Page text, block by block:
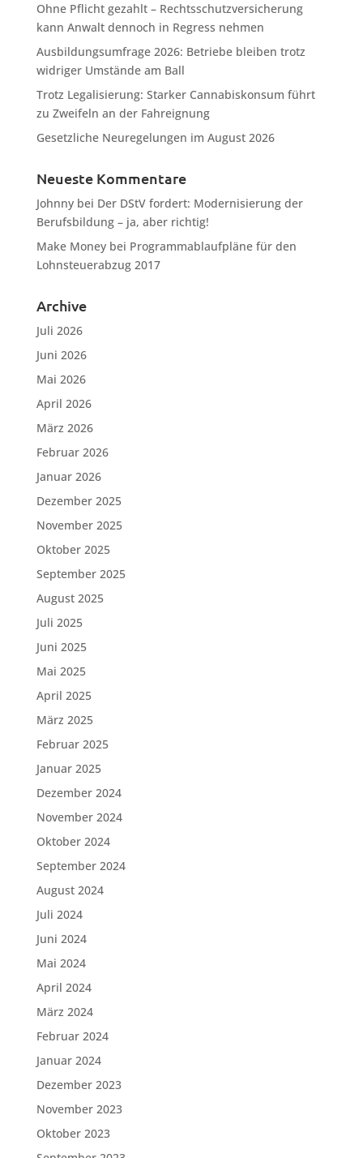
Ohne Pflicht gezahlt – Rechtsschutzversicherung
kann Anwalt dennoch in Regress nehmen
Ausbildungsumfrage 2026: Betriebe bleiben trotz
widriger Umstände am Ball
Trotz Legalisierung: Starker Cannabiskonsum führt
zu Zweifeln an der Fahreignung
Gesetzliche Neuregelungen im August 2026
Neueste Kommentare
Johnnybei Der DStV fordert: Modernisierung der
Berufsbildung – ja, aber richtig!
Make Moneybei Programmablaufpläne für den
Lohnsteuerabzug 2017
Archive
Juli 2026
Juni 2026
Mai 2026
April 2026
März 2026
Februar 2026
Januar 2026
Dezember 2025
November 2025
Oktober 2025
September 2025
August 2025
Juli 2025
Juni 2025
Mai 2025
April 2025
März 2025
Februar 2025
Januar 2025
Dezember 2024
November 2024
Oktober 2024
September 2024
August 2024
Juli 2024
Juni 2024
Mai 2024
April 2024
März 2024
Februar 2024
Januar 2024
Dezember 2023
November 2023
Oktober 2023